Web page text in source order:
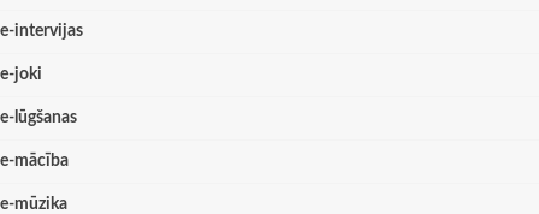
e-intervijas
e-joki
e-lūgšanas
e-mācība
e-mūzika